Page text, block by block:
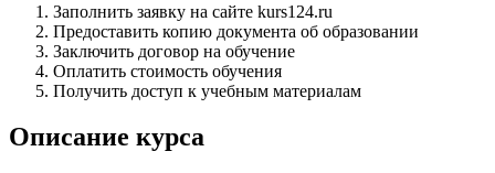
Заполнить заявку на сайте kurs124.ru
Предоставить копию документа об образовании
Заключить договор на обучение
Оплатить стоимость обучения
Получить доступ к учебным материалам
Описание курса